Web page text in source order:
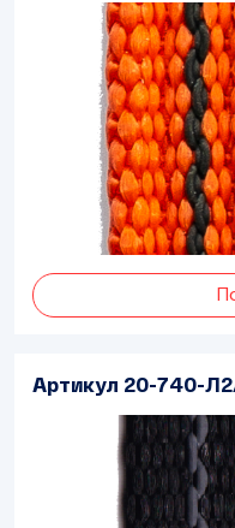
Артикул 20-740-